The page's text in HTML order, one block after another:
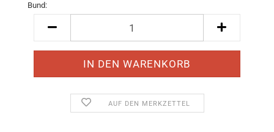
Bund:
AUF DEN MERKZETTEL